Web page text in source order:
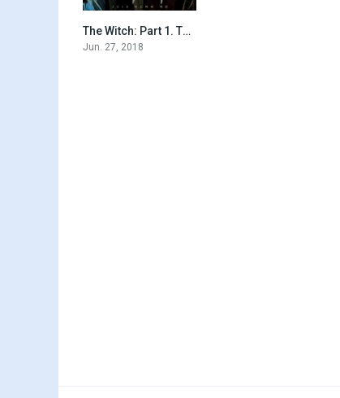
7.2
The Witch: Part 1. The Subversion (2018)
Jun. 27, 2018